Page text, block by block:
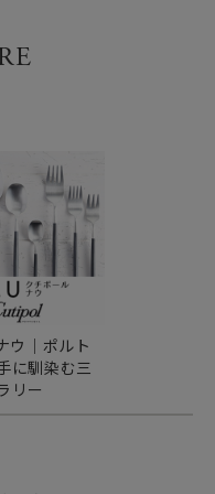
｜ポルト
に馴染む三
リー